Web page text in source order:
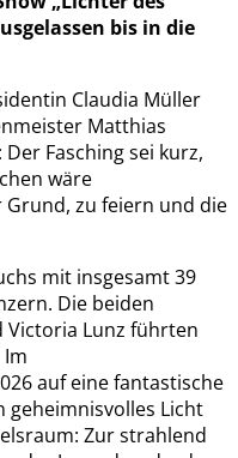
bis in die
Claudia Müller
Matthias
Fasching sei kurz,
wäre
Grund, zu feiern und die
mit insgesamt 39
Die beiden
Victoria Lunz führten
auf eine fantastische
geheimnisvolles Licht
Zur strahlend